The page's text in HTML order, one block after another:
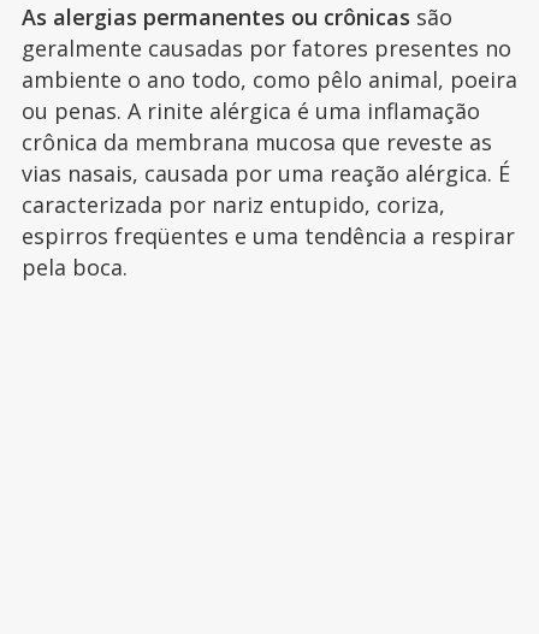
As alergias permanentes ou crônicas são
geralmente causadas por fatores presentes no
ambiente o ano todo, como pêlo animal, poeira
ou penas. A rinite alérgica é uma inflamação
crônica da membrana mucosa que reveste as
vias nasais, causada por uma reação alérgica. É
caracterizada por nariz entupido, coriza,
espirros freqüentes e uma tendência a respirar
pela boca.